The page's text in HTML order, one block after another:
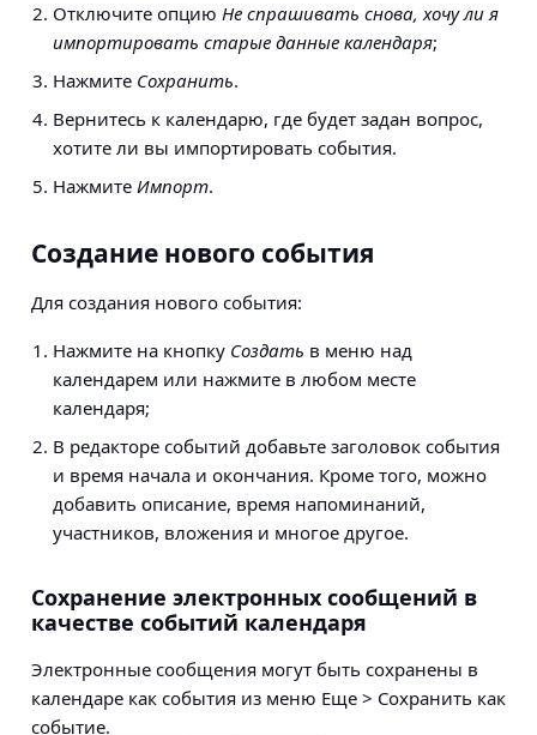
Отключите опцию Не спрашивать снова, хочу ли я
импортировать старые данные календаря;
Нажмите Сохранить.
Вернитесь к календарю, где будет задан вопрос,
хотите ли вы импортировать события.
Нажмите Импорт.
Создание нового события
Для создания нового события:
Нажмите на кнопку Создать в меню над
календарем или нажмите в любом месте
календаря;
В редакторе событий добавьте заголовок события
и время начала и окончания. Кроме того, можно
добавить описание, время напоминаний,
участников, вложения и многое другое.
Сохранение электронных сообщений в
качестве событий календаря
Электронные сообщения могут быть сохранены в
календаре как события из меню Еще > Сохранить как
событие.